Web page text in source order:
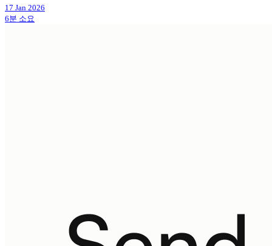
17 Jan 2026
6분 소요